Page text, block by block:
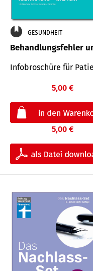
GESUNDHEIT
Behandlungsfehler
Infobroschüre für
5,00 €
5,00 €